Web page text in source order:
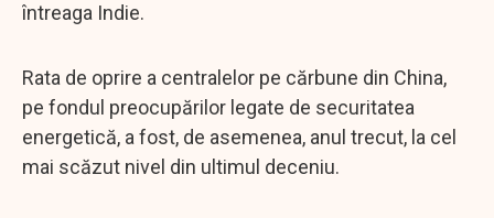
întreaga Indie.
Rata de oprire a centralelor pe cărbune din China,
pe fondul preocupărilor legate de securitatea
energetică, a fost, de asemenea, anul trecut, la cel
mai scăzut nivel din ultimul deceniu.